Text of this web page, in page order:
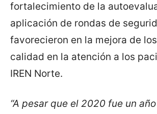
fortalecimiento de la
aplicación de rondas de
favorecieron en la mejora de
calidad en la atención a los
IREN Norte.
“A pesar que el 2020 fue un